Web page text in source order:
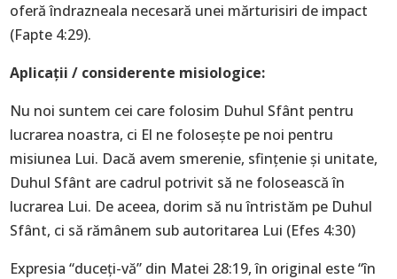
oferă îndrazneala necesară unei mărturisiri de impact
(Fapte 4:29).
Aplicații / considerente misiologice:
Nu noi suntem cei care folosim Duhul Sfânt pentru
lucrarea noastra, ci El ne foloseşte pe noi pentru
misiunea Lui. Dacă avem smerenie, sfinţenie şi unitate,
Duhul Sfânt are cadrul potrivit să ne folosească în
lucrarea Lui. De aceea, dorim să nu întristăm pe Duhul
Sfânt, ci să rămânem sub autoritarea Lui (Efes 4:30)
Expresia “duceţi-vă” din Matei 28:19, în original este “în